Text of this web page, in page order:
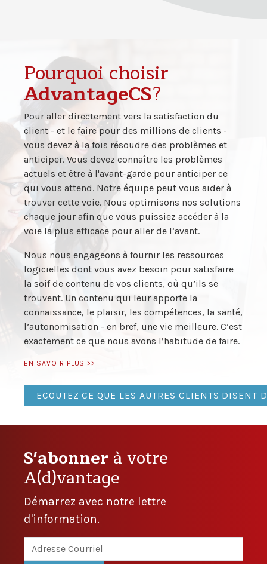
Pourquoi choisir
AdvantageCS?
Pour aller directement vers la satisfaction du
client - et le faire pour des millions de clients -
vous devez à la fois résoudre des problèmes et
anticiper. Vous devez connaître les problèmes
actuels et être à l'avant-garde pour anticiper ce
qui vous attend. Notre équipe peut vous aider à
trouver cette voie. Nous optimisons nos solutions
chaque jour afin que vous puissiez accéder à la
voie la plus efficace pour aller de l’avant.
Nous nous engageons à fournir les ressources
logicielles dont vous avez besoin pour satisfaire
la soif de contenu de vos clients, où qu’ils se
trouvent. Un contenu qui leur apporte la
connaissance, le plaisir, les compétences, la santé,
l’autonomisation - en bref, une vie meilleure. C’est
exactement ce que nous avons l’habitude de faire.
EN SAVOIR PLUS >>
ECOUTEZ CE QUE LES AUTRES CLIENTS DISENT
S'abonnerà votre
A(d)vantage
Démarrez avec notre lettre
d'information.